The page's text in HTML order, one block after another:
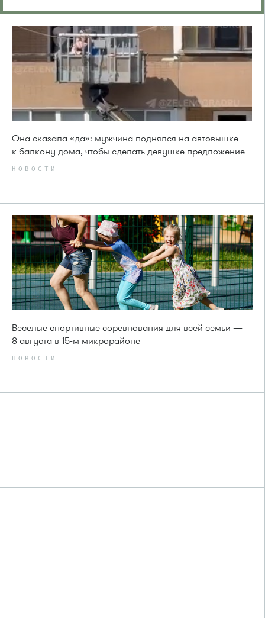
Она сказала «да»: мужчина поднялся на автовышке
к балкону дома, чтобы сделать девушке предложение
НОВОСТИ
Веселые спортивные соревнования для всей семьи —
8 августа в 15-м микрорайоне
НОВОСТИ